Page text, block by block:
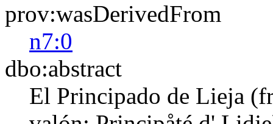
prov:wasDerivedFrom
n7:0
dbo:abstract
El Principado de Lieja